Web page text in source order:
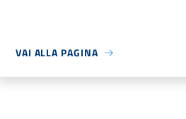
VAI ALLA PAGINA